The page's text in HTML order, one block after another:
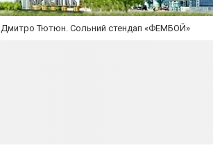
Дмитро Тютюн. Сольний стендап «ФЕМБОЙ»